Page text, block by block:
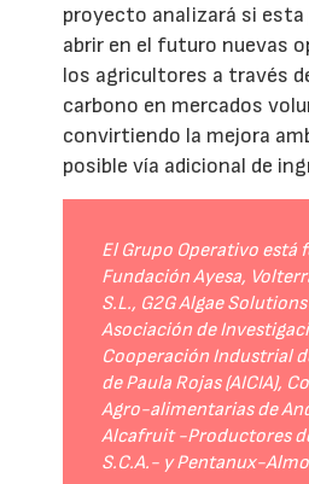
proyecto analizará si esta
abrir en el futuro nuevas
los agricultores a través
carbono en mercados
convirtiendo la mejora
posible vía adicional de
El Grupo Operativo está
Fundación Ayesa,
S.L., G2G Algae
Asociación de
Cooperación Industrial
de Paula Rojas (AICIA),
Agro-alimentarias de
Alcafruit -Productores
S.C.A.- y Pentanux-